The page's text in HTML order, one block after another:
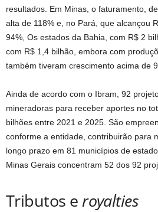
resultados. Em Minas, o faturamento,
alta de 118% e, no Pará, que alcançou
94%, Os estados da Bahia, com R$ 2
com R$ 1,4 bilhão, embora com
também tiveram crescimento acima de
Ainda de acordo com o Ibram, 92
mineradoras para receber aportes no
bilhões entre 2021 e 2025. São
conforme a entidade, contribuirão para
longo prazo em 81 municípios de
Minas Gerais concentram 52 dos 92
Tributos eroyalties